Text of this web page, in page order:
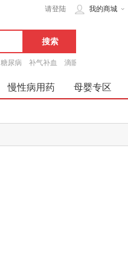
我的商城
请登陆
糖尿病 补气补血 滴眼液
慢性病用药 母婴专区